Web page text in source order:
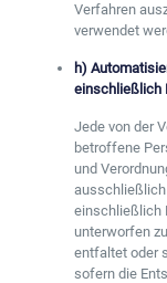
Verfahren
verwendet
h)
einschließlich
Jede von der
betroffene
und
einschließlich
unterworfen
entfaltet oder
sofern die